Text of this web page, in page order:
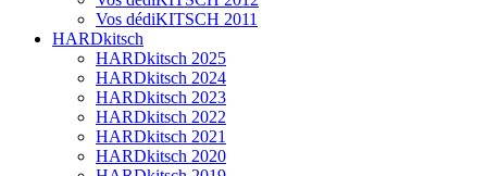
Vos dédiKITSCH 2011
HARDkitsch
HARDkitsch 2025
HARDkitsch 2024
HARDkitsch 2023
HARDkitsch 2022
HARDkitsch 2021
HARDkitsch 2020